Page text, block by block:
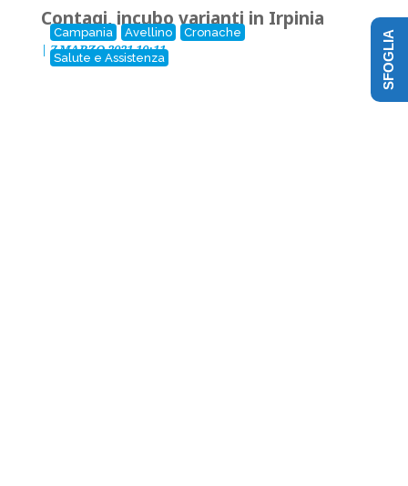
Campania Avellino
Cronache
Salute e Assistenza
Contagi, incubo varianti in Irpinia
| 7 MARZO 2021 10:11 SFOGLIA